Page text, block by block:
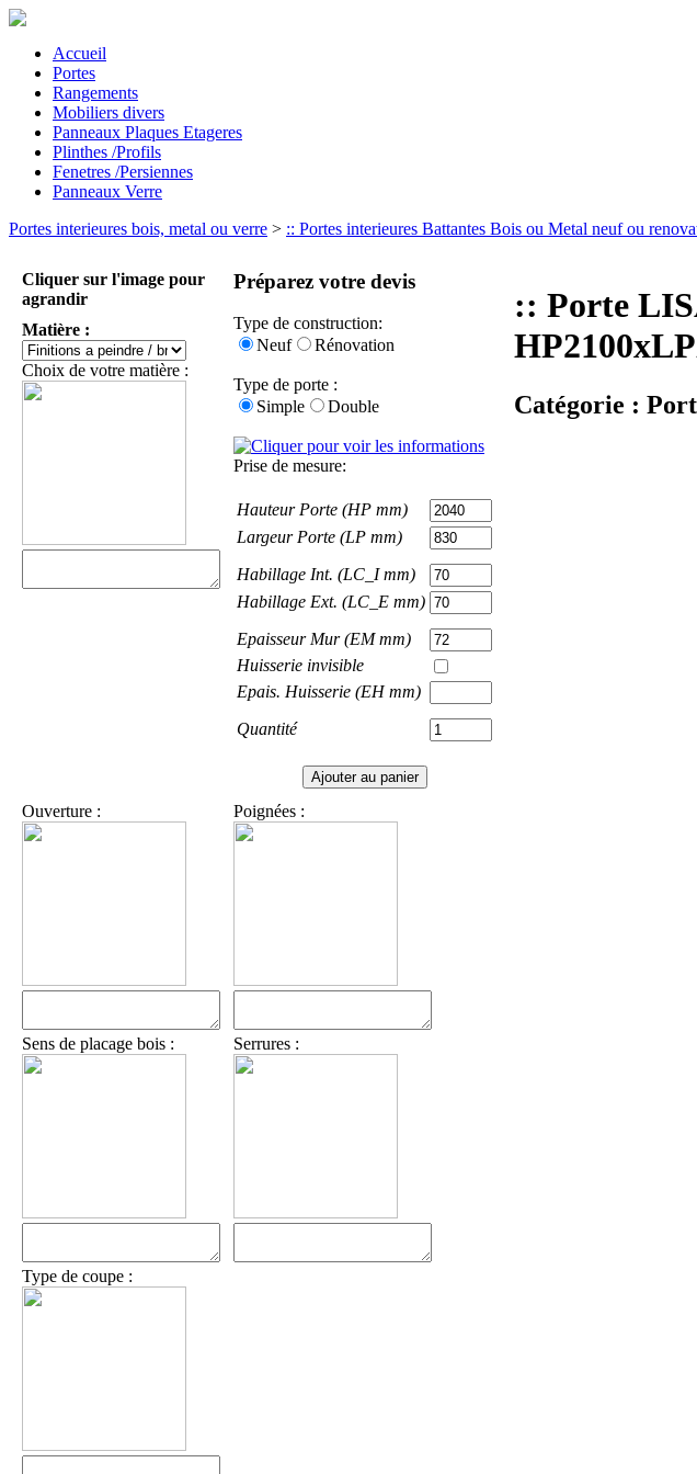
Accueil
Portes
Rangements
Mobiliers divers
Panneaux Plaques Etageres
Plinthes /Profils
Fenetres /Persiennes
Panneaux Verre
Portes interieures bois, metal ou verre > :: Portes interieures Battantes Bois ou Metal neuf ou
Cliquer sur l'image pour
agrandir
Matière :
Choix de votre matière :
Préparez votre devis
Type de construction:
Neuf
Rénovation
Type de porte :
Simple
Double
Prise de mesure:
Hauteur Porte (HP mm)
Largeur Porte (LP mm)
Habillage Int. (LC_I mm)
Habillage Ext. (LC_E mm)
Epaisseur Mur (EM mm)
Huisserie invisible
Epais. Huisserie (EH mm)
Quantité
Ouverture :
Sens de placage bois :
Type de coupe :
Poignées :
Serrures :
:: Porte
Catégorie :